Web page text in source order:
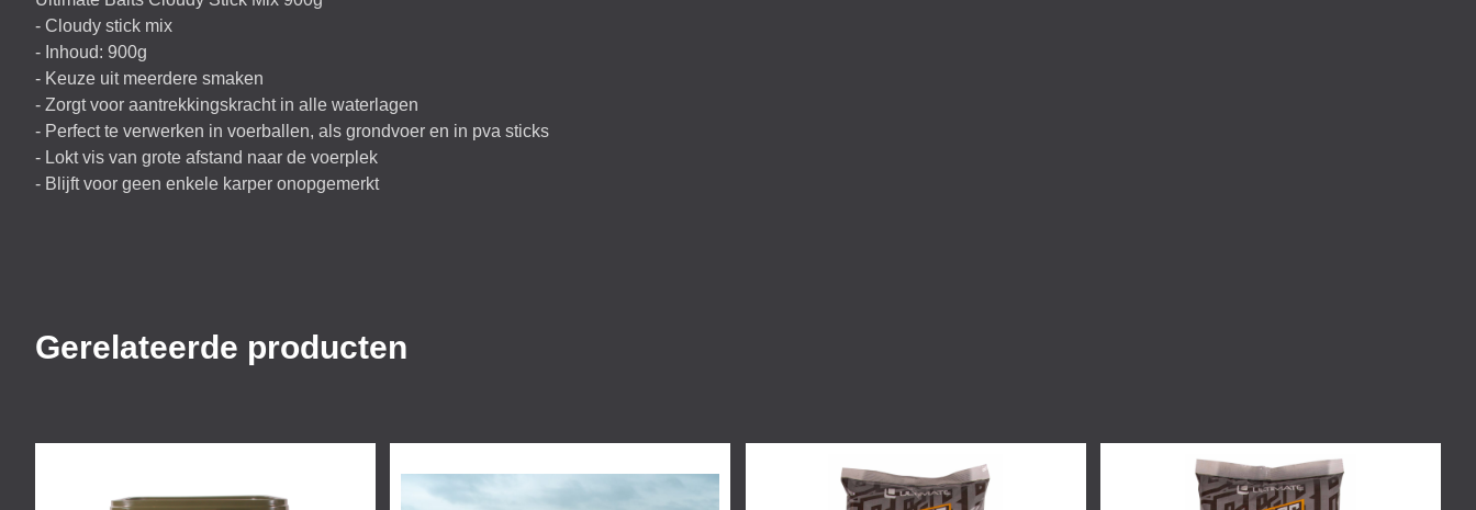
- Cloudy stick mix
- Inhoud: 900g
- Keuze uit meerdere smaken
- Zorgt voor aantrekkingskracht in alle waterlagen
- Perfect te verwerken in voerballen, als grondvoer en in pva sticks
- Lokt vis van grote afstand naar de voerplek
- Blijft voor geen enkele karper onopgemerkt
Gerelateerde producten